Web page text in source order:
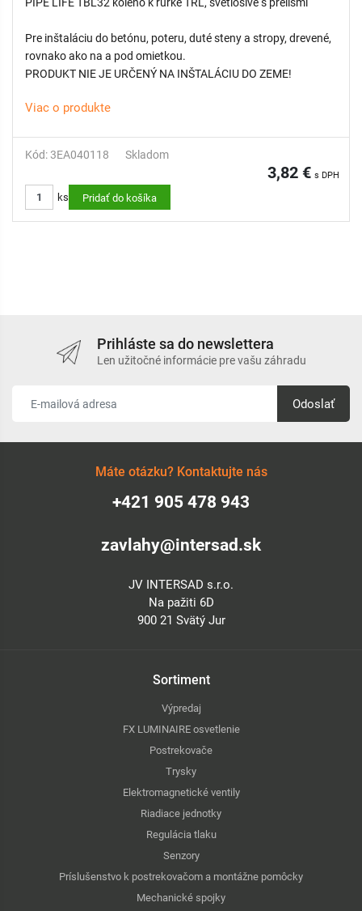
Pre inštaláciu do betónu, poteru, duté steny a stropy, drevené,
rovnako ako na a pod omietkou.
PRODUKT NIE JE URČENÝ NA INŠTALÁCIU DO ZEME!
Viac o produkte
Kód: 3EA040118 Skladom
3,82 € s DPH
ks Pridať do košíka
Prihláste sa do newslettera
Len užitočné informácie pre vašu záhradu
Odoslať
Máte otázku? Kontaktujte nás
+421 905 478 943
zavlahy@intersad.sk
JV INTERSAD s.r.o.
Na pažiti 6D
900 21 Svätý Jur
Sortiment
Výpredaj
FX LUMINAIRE osvetlenie
Postrekovače
Trysky
Elektromagnetické ventily
Riadiace jednotky
Regulácia tlaku
Senzory
Príslušenstvo k postrekovačom a montážne pomôcky
Mechanické spojky